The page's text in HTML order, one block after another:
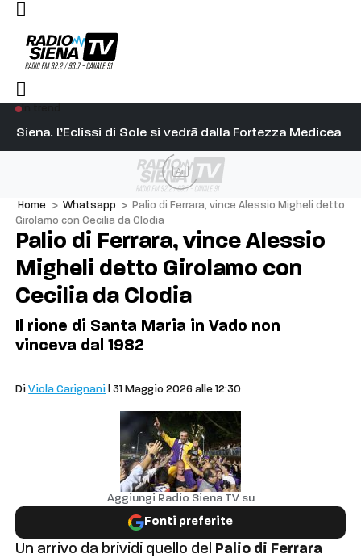
Siena. L’Eclissi di Sole si vedrà dalla Fortezza Medicea
su Diosu sono state poco corrette”
Ad
Home > Whatsapp >
Palio di Ferrara, vince Alessio Migheli detto
Girolamo con Cecilia da Clodia
Palio di Ferrara, vince Alessio
Migheli detto Girolamo con
Cecilia da Clodia
Il rione di Santa Maria in Vado non
vinceva dal 1982
DiViola Carignani | 31 Maggio 2026 alle 12:30
Aggiungi Radio Siena TV su
Fonti preferite
Un arrivo da brividi quello del
Palio di Ferrara